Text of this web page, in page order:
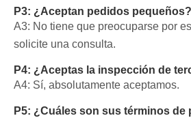
P3: ¿Aceptan pedidos pequeños?
A3: No tiene que preocuparse por
solicite una consulta.
P4: ¿Aceptas la inspección de
A4: Sí, absolutamente aceptamos.
P5: ¿Cuáles son sus términos de